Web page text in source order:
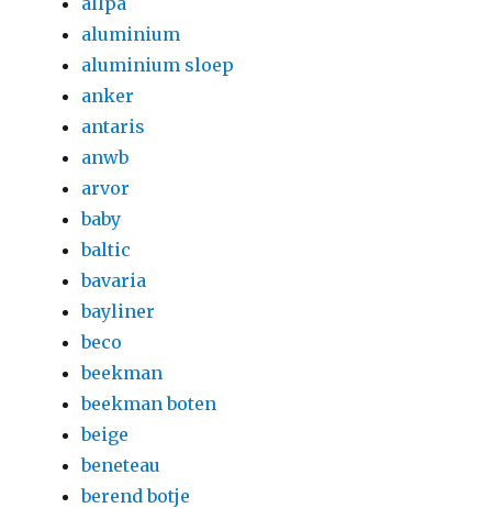
aluminium
aluminium sloep
anker
antaris
anwb
arvor
baby
baltic
bavaria
bayliner
beco
beekman
beekman boten
beige
beneteau
berend botje